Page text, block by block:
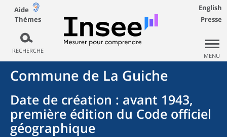
Aide
Thèmes
RECHERCHE
English
Presse
MENU
Commune de La Guiche
Date de création : avant 1943,
première édition du Code officiel
géographique